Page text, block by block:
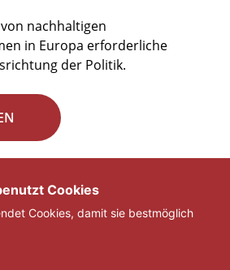
nachhaltigen
in Europa erforderliche
der Politik.
28 29
Cookies
Cookies, damit sie bestmöglich